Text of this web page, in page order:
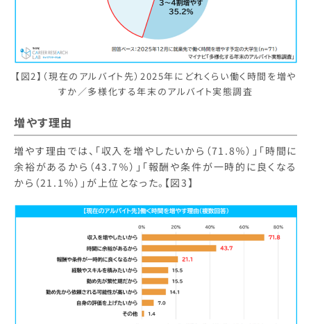
【図2】（現在のアルバイト先）2025年にどれくらい働く時間を増や
すか／多様化する年末のアルバイト実態調査
増やす理由
増やす理由では、「収入を増やしたいから（71.8％）」「時間に
余裕があるから（43.7％）」「報酬や条件が一時的に良くなる
から（21.1％）」が上位となった。【図3】